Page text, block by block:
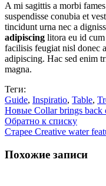
A mi sagittis a morbi
suspendisse conubia et
tincidunt urna nec a
adipiscing litora eu id
facilisis feugiat nisl donec
adipiscing. Hac sed enim
magna.
Теги:
Guide, Inspiratio, Table,
Новые Collar brings back
Обратно к списку
Старее Creative water
Похожие записи